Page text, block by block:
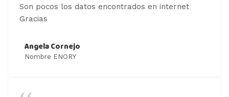
Son pocos los datos encontrados en internet
Gracias
Angela Cornejo
Nombre ENORY